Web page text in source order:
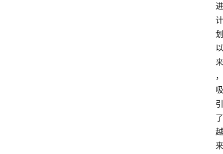
进
计
划
以
来
，
吸
引
了
越
来